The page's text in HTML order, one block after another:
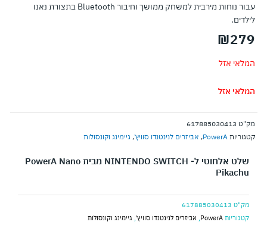
עבור נוחות מירבית למשחק ממושך וחיבור Bluetooth בתצורת נאנו
לילדים.
₪279
המלאי אזל
המלאי אזל
מק"ט 617885030413
קטגוריותPowerA
, אביזרים לנינטנדו סוויץ', גיימינג וקונסולות
שלט אלחוטי ל- NINTENDO SWITCH מבית PowerA Nano
Pikachu
מק"ט 617885030413
קטגוריות PowerA
, אביזרים לנינטנדו סוויץ', גיימינג וקונסולות